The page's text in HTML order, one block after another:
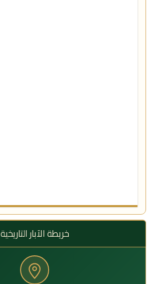
خريطة الآبار التاريخية